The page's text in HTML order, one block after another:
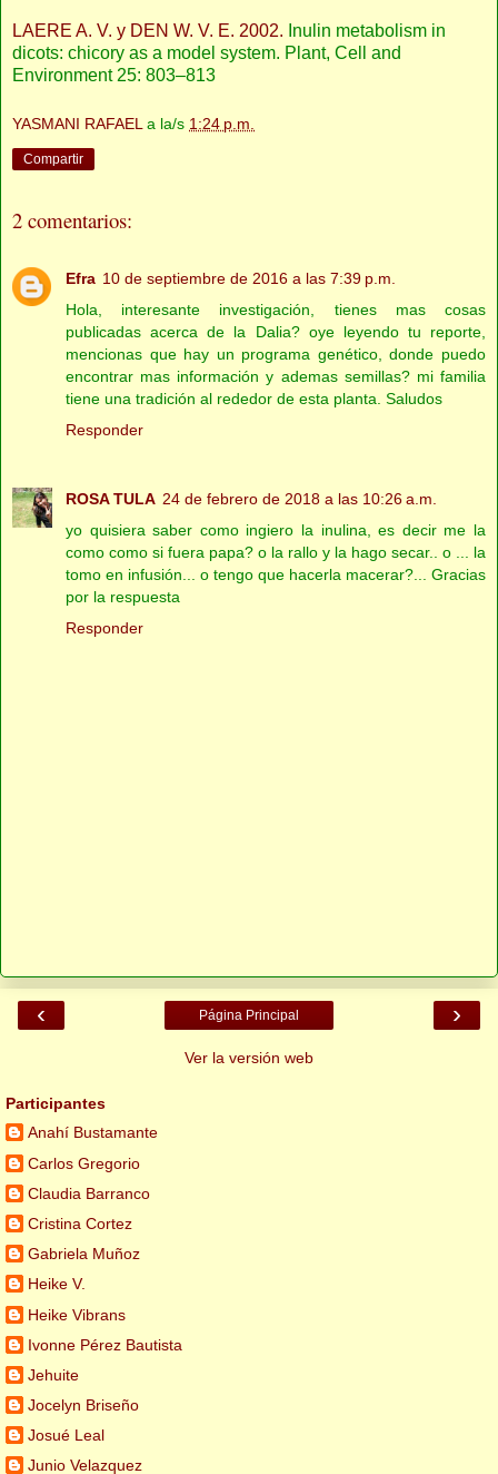
LAERE A. V. y DEN W. V. E. 2002. Inulin metabolism in
dicots: chicory as a model system. Plant, Cell and
Environment 25: 803–813
YASMANI RAFAEL a la/s 1:24 p.m.
Compartir
2 comentarios:
Efra 10 de septiembre de 2016 a las 7:39 p.m.
Hola, interesante investigación, tienes mas cosas
publicadas acerca de la Dalia? oye leyendo tu reporte,
mencionas que hay un programa genético, donde puedo
encontrar mas información y ademas semillas? mi familia
tiene una tradición al rededor de esta planta. Saludos
Responder
ROSA TULA 24 de febrero de 2018 a las 10:26 a.m.
yo quisiera saber como ingiero la inulina, es decir me la
como como si fuera papa? o la rallo y la hago secar.. o ... la
tomo en infusión... o tengo que hacerla macerar?... Gracias
por la respuesta
Responder
‹ ›
Página Principal
Ver la versión web
Participantes
Anahí Bustamante
Carlos Gregorio
Claudia Barranco
Cristina Cortez
Gabriela Muñoz
Heike V.
Heike Vibrans
Ivonne Pérez Bautista
Jehuite
Jocelyn Briseño
Josué Leal
Junio Velazquez